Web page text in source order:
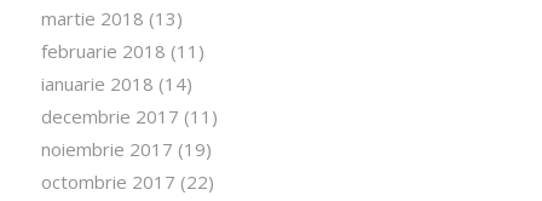
martie 2018 (13)
februarie 2018 (11)
ianuarie 2018 (14)
decembrie 2017 (11)
noiembrie 2017 (19)
octombrie 2017 (22)